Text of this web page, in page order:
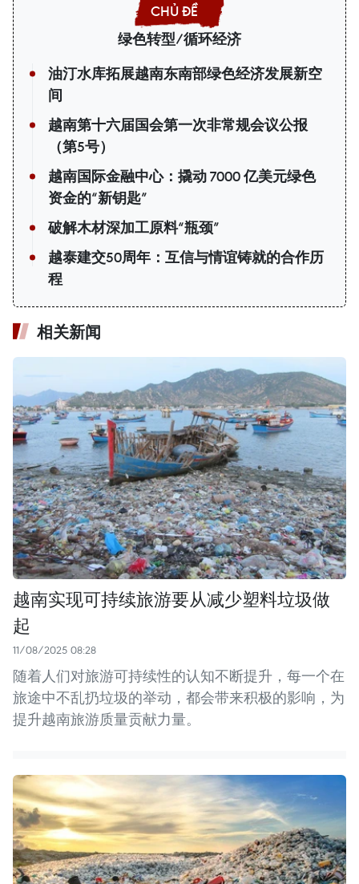
绿色转型/循环经济
油汀水库拓展越南东南部绿色经济发展新空
间
越南第十六届国会第一次非常规会议公报
（第5号）
越南国际金融中心：撬动 7000 亿美元绿色
资金的“新钥匙”
破解木材深加工原料“瓶颈”
越泰建交50周年：互信与情谊铸就的合作历
程
相关新闻
越南实现可持续旅游要从减少塑料垃圾做
起
11/08/2025 08:28
随着人们对旅游可持续性的认知不断提升，每一个在
旅途中不乱扔垃圾的举动，都会带来积极的影响，为
提升越南旅游质量贡献力量。